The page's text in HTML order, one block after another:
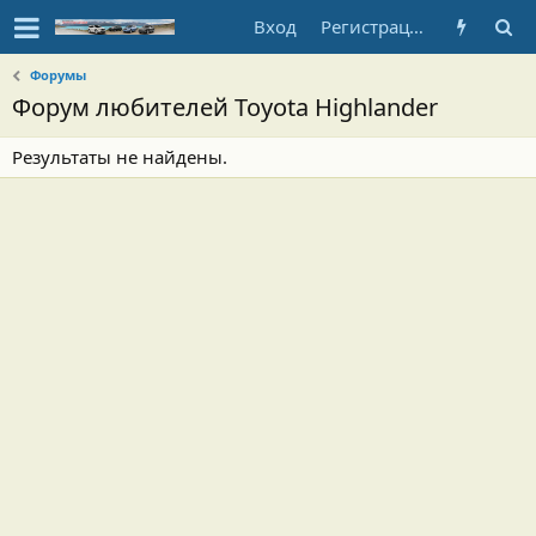
Вход Регистрация
Форумы
Форум любителей Toyota Highlander
Результаты не найдены.